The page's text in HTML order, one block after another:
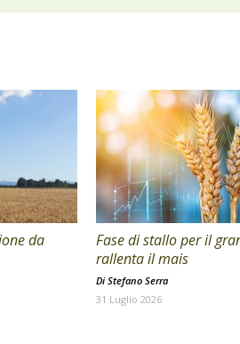
da
Fase di stallo per il
rallenta il mais
Di Stefano Serra
31 Luglio 2026